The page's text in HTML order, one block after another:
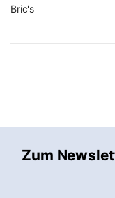
Bric's
Zum